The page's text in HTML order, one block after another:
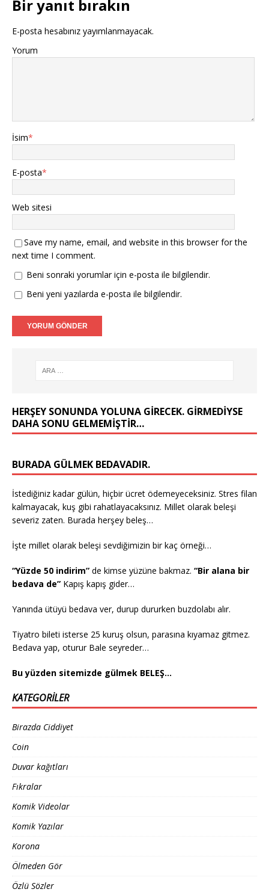
Bir yanıt bırakın
E-posta hesabınız yayımlanmayacak.
Yorum
İsim*
E-posta*
Web sitesi
Save my name, email, and website in this browser for the
next time I comment.
Beni sonraki yorumlar için e-posta ile bilgilendir.
Beni yeni yazılarda e-posta ile bilgilendir.
HERŞEY SONUNDA YOLUNA GIRECEK. GIRMEDIYSE
DAHA SONU GELMEMIŞTIR…
BURADA GÜLMEK BEDAVADIR.
İstediğiniz kadar gülün, hiçbir ücret ödemeyeceksiniz. Stres filan
kalmayacak, kuş gibi rahatlayacaksınız. Millet olarak beleşi
severiz zaten. Burada herşey beleş…
İşte millet olarak beleşi sevdiğimizin bir kaç örneği…
“Yüzde 50 indirim” de kimse yüzüne bakmaz. “Bir alana bir
bedava de” Kapış kapış gider…
Yanında ütüyü bedava ver, durup dururken buzdolabı alır.
Tiyatro bileti isterse 25 kuruş olsun, parasına kıyamaz gitmez.
Bedava yap, oturur Bale seyreder…
Bu yüzden sitemizde gülmek BELEŞ…
KATEGORILER
Birazda Ciddiyet
Coin
Duvar kağıtları
Fıkralar
Komik Videolar
Komik Yazılar
Korona
Ölmeden Gör
Özlü Sözler